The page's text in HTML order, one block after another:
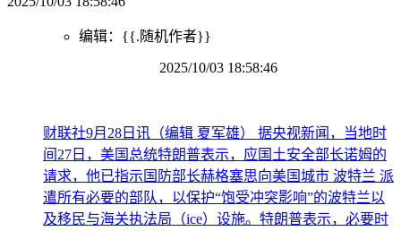
编辑：{{.随机作者}}
2025/10/03 18:58:46
财联社9月28日讯（编辑 夏军雄） 据央视新闻，当地时
间27日，美国总统特朗普表示，应国土安全部长诺姆的
请求，他已指示国防部长赫格塞思向美国城市 波特兰 派
遣所有必要的部队，以保护“饱受冲突影响”的波特兰以
及移民与海关执法局（ice）设施。特朗普表示，必要时